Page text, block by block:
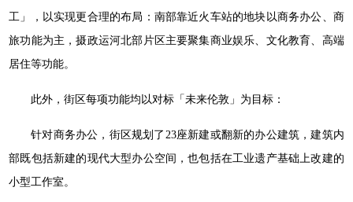
工」，以实现更合理的布局：南部靠近火车站的地块以商务办公、商
旅功能为主，摄政运河北部片区主要聚集商业娱乐、文化教育、高端
居住等功能。
此外，街区每项功能均以对标「未来伦敦」为目标：
针对商务办公，街区规划了23座新建或翻新的办公建筑，建筑内
部既包括新建的现代大型办公空间，也包括在工业遗产基础上改建的
小型工作室。